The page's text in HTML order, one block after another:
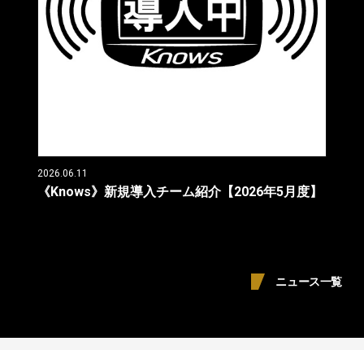
2026.06.11
《Knows》新規導入チーム紹介【2026年5月度】
ニュース一覧